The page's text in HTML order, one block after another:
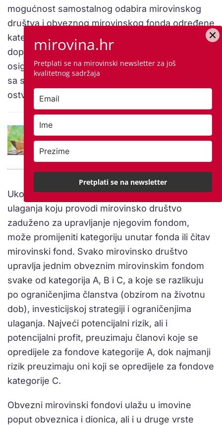
mogućnost samostalnog odabira mirovinskog
društva i obveznog mirovinskog fonda određene
kategorije u koji će se uplaćivati njegovi
doprinosi. Odabirom kategorije fonda kojoj
osiguranik odluči pripadati, on preuzima rizik koji
sa sobom donosi ulaganje sredstava fonda radi
ostvarivanja prinosa.
Inozemne mirovine: Hrvatski umirovljenici
godišnje primaju preko 4 milijarde kuna
penzija iz 15 zemalja
Ukoliko osiguranik nije zadovoljan strategijom
ulaganja koju provodi mirovinsko društvo
zaduženo za upravljanje njegovim fondom,
može promijeniti kategoriju unutar fonda ili čitav
mirovinski fond. Svako mirovinsko društvo
upravlja jednim obveznim mirovinskim fondom
svake od kategorija A, B i C, a koje se razlikuju
po ograničenjima članstva (obzirom na životnu
dob), investicijskoj strategiji i ograničenjima
ulaganja. Najveći potencijalni rizik, ali i
potencijalni profit, preuzimaju članovi koje se
opredijele za fondove kategorije A, dok najmanji
rizik preuzimaju oni koji se opredijele za fondove
kategorije C.
Obvezni mirovinski fondovi ulažu u imovine
poput obveznica i dionica, ali i u druge vrste
mirovina.hr
Pretplati se na mirovinski newsletter za još
kvalitetnog sadržaja
Pretplati se na newsletter